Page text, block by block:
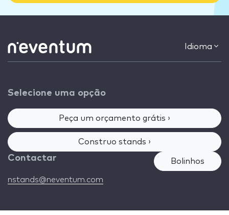
Idioma
Selecione uma opção
Peça um orçamento grátis ›
Construo stands ›
Contactar
nstands@neventum.com
Bolinhos